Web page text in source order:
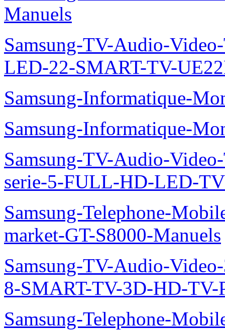
Manuels
Samsung-TV-Audio-
LED-22-SMART-TV-
Samsung-Informatique-
Samsung-Informatique-
Samsung-TV-Audio-
serie-5-FULL-HD-LED-
Samsung-Telephone-
market-GT-S8000-Manuels
Samsung-TV-Audio-
8-SMART-TV-3D-HD-TV-
Samsung-Telephone-